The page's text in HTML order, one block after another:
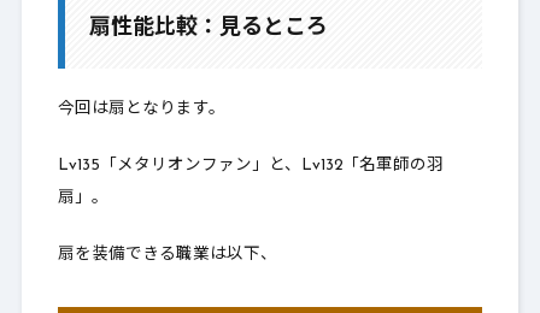
扇性能比較：見るところ
今回は扇となります。
Lv135「メタリオンファン」と、Lv132「名軍師の羽
扇」。
扇を装備できる職業は以下、